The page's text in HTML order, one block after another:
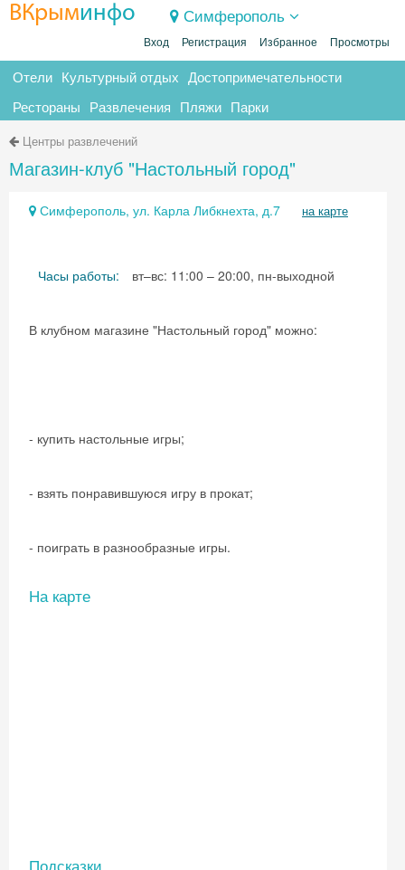
ВКрыминфо Симферополь
Вход Регистрация Избранное Просмотры
Отели Культурный отдых Достопримечательности
Рестораны Развлечения Пляжи Парки
Центры развлечений
Магазин-клуб "Настольный город"
Симферополь, ул. Карла Либкнехта, д.7 на карте
Часы работы: вт–вс: 11:00 – 20:00, пн-выходной
В клубном магазине "Настольный город" можно:
- купить настольные игры;
- взять понравившуюся игру в прокат;
- поиграть в разнообразные игры.
На карте
Подсказки